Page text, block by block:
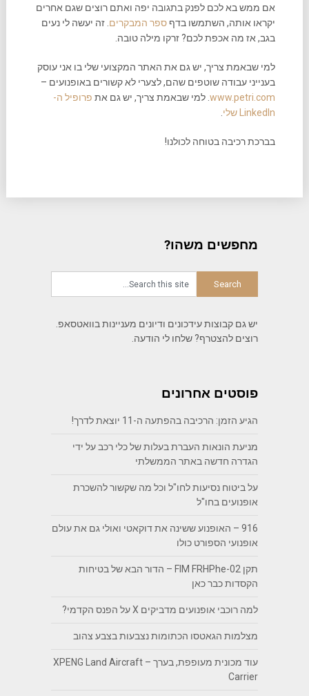
אם ממש בא לכם לפנק בתגובה יפה ואתם רוצים שגם אחרים
יקראו אותה, השתמשו בדף ספר המבקרים . זה יעשה לי נעים
בגב, אז מה אכפת לכם? זרקו מילה טובה.
למי שבאמת צריך, יש גם את האתר המקצועי שלי בו אני עוסק
בענייני עבודה שוטפים שהם, לצערי לא קשורים באופנועים –
www.petri.com. למי שבאמת צריך, יש גם את פרופיל ה-
LinkedIn שלי
בברכת רכיבה בטוחה לכולנו!
מחפשים משהו?
יש גם קבוצות עידכונים ודיונים מעניינות בוואטסאפ.
רוצים להצטרף? שלחו לי הודעה.
פוסטים אחרונים
הגיע הזמן: הרכיבה בהפתעה ה-11 יוצאת לדרך!
מניעת הונאות העברת בעלות של כלי רכב על ידי
הגדרה חדשה באתר הממשלתי
על ביטוח נסיעות לחו"ל וכל מה שקשור להשכרת
אופנועים בחו"ל
916 – האופנוע ששינה את דוקאטי ואולי גם את עולם
אופנועי הספורט כולו
תקן FIM FRHPhe-02 – הדור הבא של בטיחות
הקסדות כבר כאן
למה רוכבי אופנועים מדביקים X על הפנס הקדמי?
מצלמות הגאטסו הכתומות נצבעות בצבע צהוב
עוד מכונית מעופפת, בערך – XPENG Land Aircraft
Carrier